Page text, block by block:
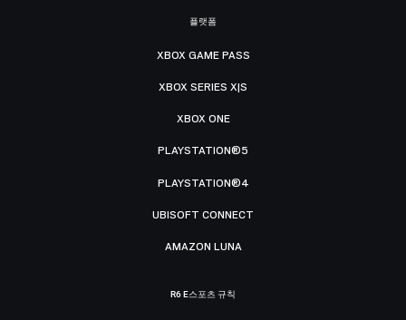
플랫폼
XBOX GAME PASS
XBOX SERIES X|S
XBOX ONE
PLAYSTATION®5
PLAYSTATION®4
UBISOFT CONNECT
AMAZON LUNA
R6 E스포츠 규칙